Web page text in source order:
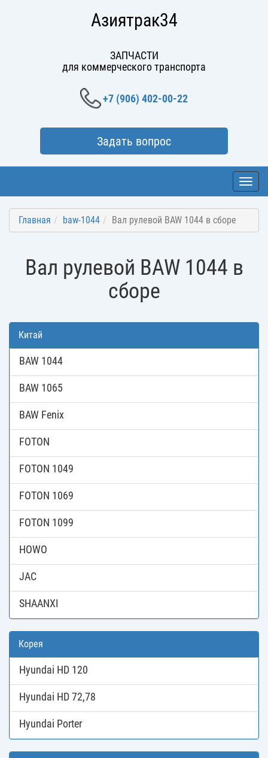
Азиятрак34
ЗАПЧАСТИ
для коммерческого транспорта
+7 (906) 402-00-22
Задать вопрос
Главная baw-1044 Вал рулевой BAW 1044 в сборе
Вал рулевой BAW 1044 в
сборе
Китай
BAW 1044
BAW 1065
BAW Fenix
FOTON
FOTON 1049
FOTON 1069
FOTON 1099
HOWO
JAC
SHAANXI
Корея
Hyundai HD 120
Hyundai HD 72,78
Hyundai Porter